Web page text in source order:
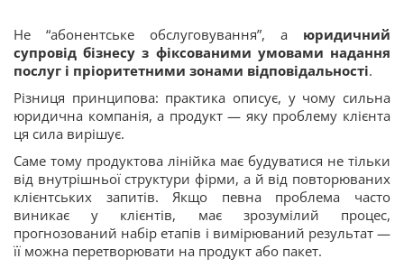
Не “абонентське обслуговування”, а юридичний
супровід бізнесу з фіксованими умовами надання
послуг і пріоритетними зонами відповідальності.
Різниця принципова: практика описує, у чому сильна
юридична компанія, а продукт — яку проблему клієнта
ця сила вирішує.
Саме тому продуктова лінійка має будуватися не тільки
від внутрішньої структури фірми, а й від повторюваних
клієнтських запитів. Якщо певна проблема часто
виникає у клієнтів, має зрозумілий процес,
прогнозований набір етапів і вимірюваний результат —
її можна перетворювати на продукт або пакет.